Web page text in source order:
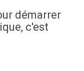
démarrer
c'est